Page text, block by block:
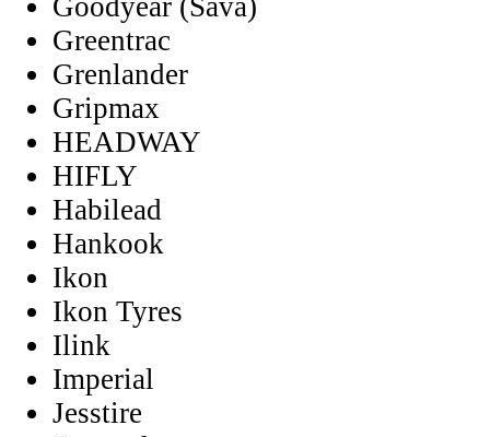
Goodyear (Sava)
Greentrac
Grenlander
Gripmax
HEADWAY
HIFLY
Habilead
Hankook
Ikon
Ikon Tyres
Ilink
Imperial
Jesstire